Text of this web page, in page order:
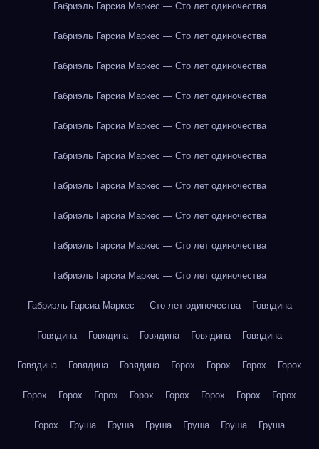
Габриэль Гарсиа Маркес — Сто лет одиночества
Габриэль Гарсиа Маркес — Сто лет одиночества
Габриэль Гарсиа Маркес — Сто лет одиночества
Габриэль Гарсиа Маркес — Сто лет одиночества
Габриэль Гарсиа Маркес — Сто лет одиночества
Габриэль Гарсиа Маркес — Сто лет одиночества
Габриэль Гарсиа Маркес — Сто лет одиночества
Габриэль Гарсиа Маркес — Сто лет одиночества
Габриэль Гарсиа Маркес — Сто лет одиночества
Габриэль Гарсиа Маркес — Сто лет одиночества
Габриэль Гарсиа Маркес — Сто лет одиночества Говядина
Говядина Говядина Говядина Говядина Говядина
Говядина Говядина Говядина Горох Горох Горох Горох
Горох Горох Горох Горох Горох Горох Горох Горох
Горох Груша Груша Груша Груша Груша Груша